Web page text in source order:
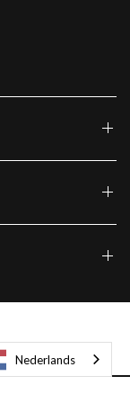
Nederlands